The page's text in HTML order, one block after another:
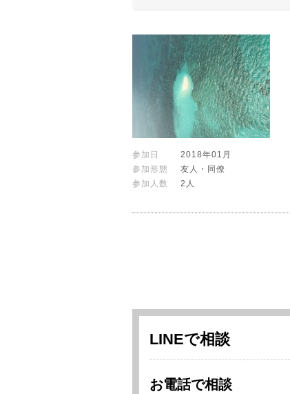
参加日
2018年01月
参加形態
友人・同僚
参加人数
2人
LINEで相談
お電話で相談